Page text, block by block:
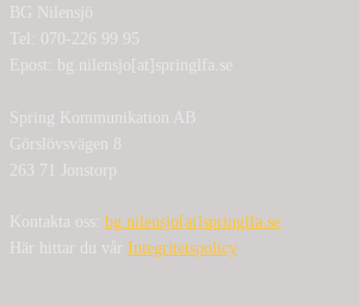
BG Nilensjö
Tel: 070-226 99 95
Epost: bg.nilensjo[at]springlfa.se
Spring Kommunikation AB
Görslövsvägen 8
263 71 Jonstorp
Kontakta oss: bg.nilensjo[at]springlfa.se
Här hittar du vår Integritetspolicy